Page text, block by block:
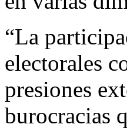
“La
electorales
presiones
burocracias